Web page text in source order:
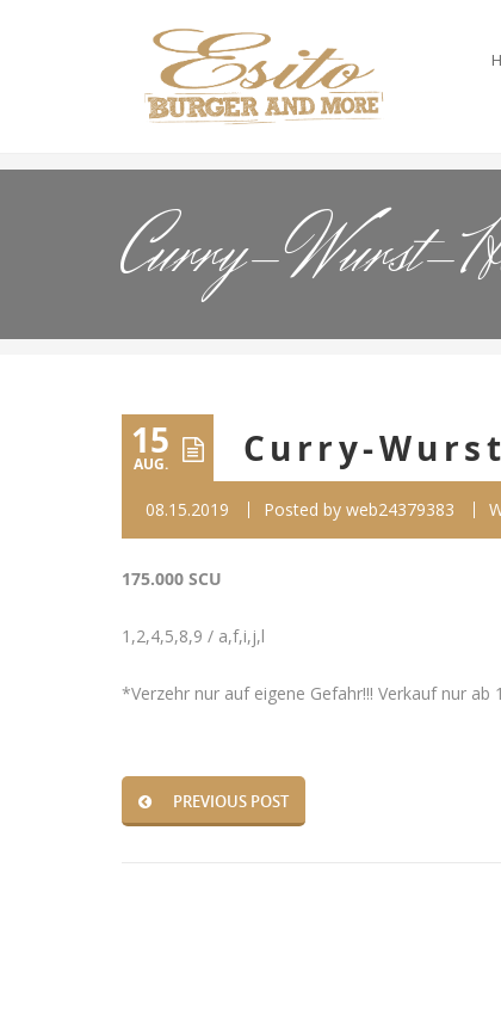
Curry-Wurst-
15
AUG. Curry-
08.15.2019 Posted by web24379383
175.000 SCU
1,2,4,5,8,9 / a,f,i,j,l
*Verzehr nur auf eigene Gefahr!!! Verkauf nur ab
PREVIOUS POST